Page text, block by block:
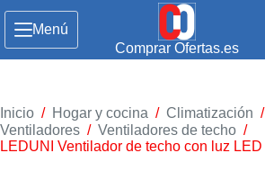
Menú
Comprar Ofertas.es
Inicio / Hogar y cocina / Climatización /
Ventiladores / Ventiladores de techo /
LEDUNI Ventilador de techo con luz LED